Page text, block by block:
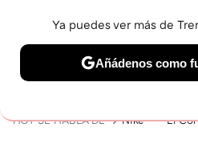
BELLEZA SHOPPING
HOY SE HABLA DE Nike El
Ya puedes ver más de
Añádenos como